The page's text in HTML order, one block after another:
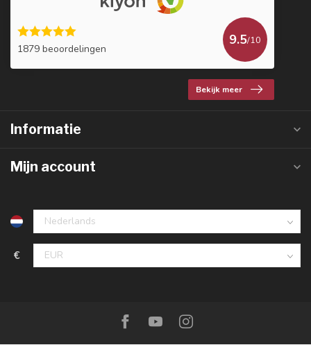
1879 beoordelingen
9.5/10
Bekijk meer
Informatie
Mijn account
€